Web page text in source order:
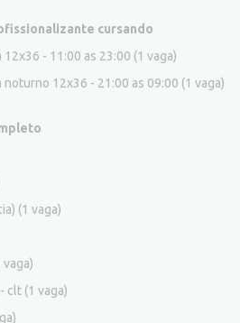
cursando
- 11:00 as 23:00 (1 vaga)
12x36 - 21:00 as 09:00 (1 vaga)
(1 vaga)
vaga)
clt (1 vaga)